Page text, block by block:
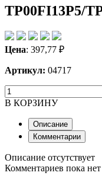
TP00FI13P5/
Цена: 397,77 ₽
Артикул: 04717
В КОРЗИНУ
Описание
Комментарии
Описание отсутствует
Комментариев пока нет